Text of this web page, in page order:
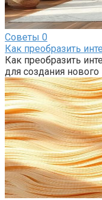
Советы 0
Как преобразить
Как преобразить
для создания